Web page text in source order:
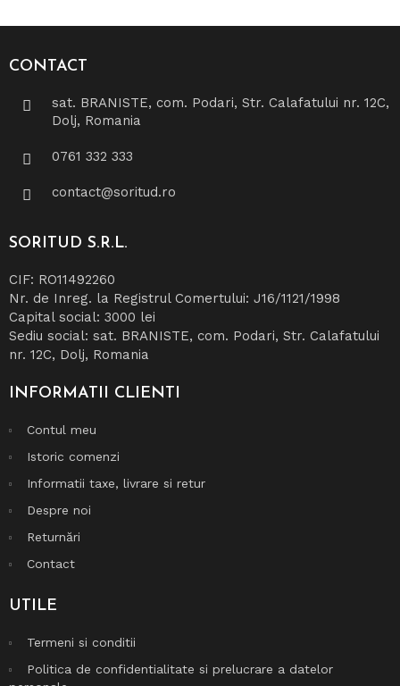
CONTACT
sat. BRANISTE, com. Podari, Str. Calafatului nr. 12C,
Dolj, Romania
0761 332 333
contact@soritud.ro
SORITUD S.R.L.
CIF: RO11492260
Nr. de Inreg. la Registrul Comertului: J16/1121/1998
Capital social: 3000 lei
Sediu social: sat. BRANISTE, com. Podari, Str. Calafatului
nr. 12C, Dolj, Romania
INFORMATII CLIENTI
Contul meu
Istoric comenzi
Informatii taxe, livrare si retur
Despre noi
Returnări
Contact
UTILE
Termeni si conditii
Politica de confidentialitate si prelucrare a datelor